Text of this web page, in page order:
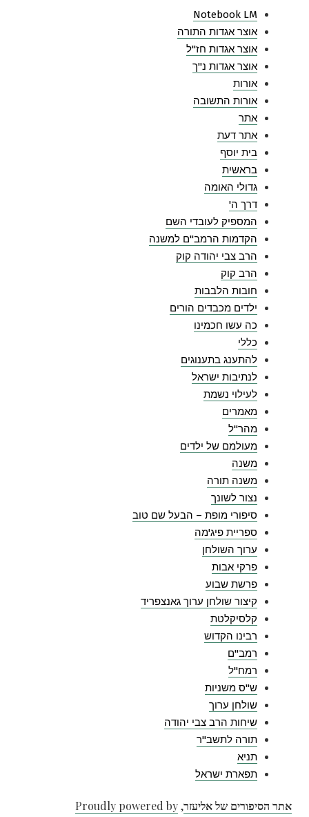
Notebook LM
אוצר אגדות התורה
אוצר אגדות חז"ל
אוצר אגדות נ"ך
אורות
אורות התשובה
אתר
אתר דעת
בית יוסף
בראשית
גדולי האומה
דרך ה'
המספיק לעובדי השם
הקדמות הרמב"ם למשנה
הרב צבי יהודה קוק
הרב קוק
חובות הלבבות
ילדים מכבדים הורים
כה עשו חכמינו
כללי
להתענג בתענוגים
לנתיבות ישראל
לעילוי נשמת
מאמרים
מהר"ל
מעולמם של ילדים
משנה
משנה תורה
נצור לשונך
סיפורי מופת – הבעל שם טוב
ספריית פיג'מה
ערוך השולחן
פרקי אבות
פרשת שבוע
קיצור שולחן ערוך גאנצפריד
קלסיקלטת
רבינו הקדוש
רמב"ם
רמח"ל
ש"ס משניות
שולחן ערוך
שיחות הרב צבי יהודה
תורה לתשב"ר
תניא
תפארת ישראל
אתר הסיפורים של אליעזר,
Proudly powered by